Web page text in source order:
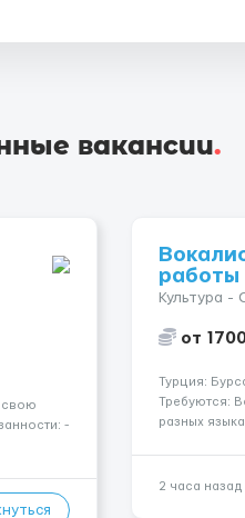
вакансии.
свою
-
работы
Культура -
от
Турция:
Требуются:
разных
трех
2 часа назад